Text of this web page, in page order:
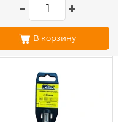
В корзину